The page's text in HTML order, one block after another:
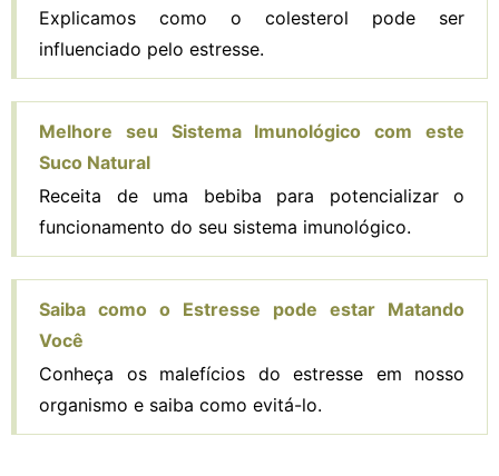
Explicamos como o colesterol pode ser
influenciado pelo estresse.
Melhore seu Sistema Imunológico com este
Suco Natural
Receita de uma bebiba para potencializar o
funcionamento do seu sistema imunológico.
Saiba como o Estresse pode estar Matando
Você
Conheça os malefícios do estresse em nosso
organismo e saiba como evitá-lo.